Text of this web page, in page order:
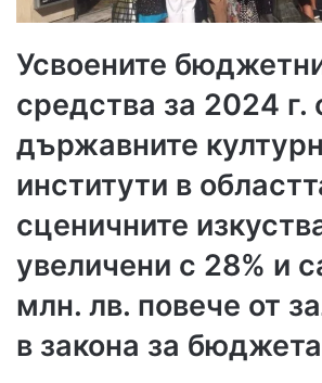
Усвоените
средства за 2024 г.
държавните
институти в
сценичните
увеличени с 28% и
млн. лв. повече от
в закона за бюджета